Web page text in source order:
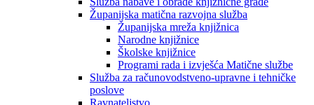
Županijska matična razvojna služba
Županijska mreža knjižnica
Narodne knjižnice
Školske knjižnice
Programi rada i izvješća Matične službe
Služba za računovodstveno-upravne i tehničke
poslove
Ravnateljstvo